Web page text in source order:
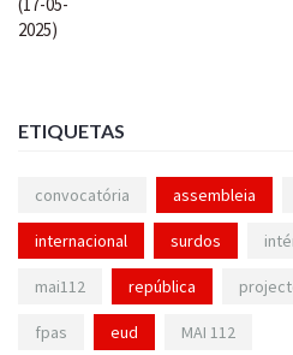
ETIQUETAS
convocatória assembleia
internacional surdos
mai112 república
fpas eud MAI 112